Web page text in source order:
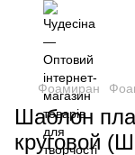
Фоамиран
Шаблон
круговой